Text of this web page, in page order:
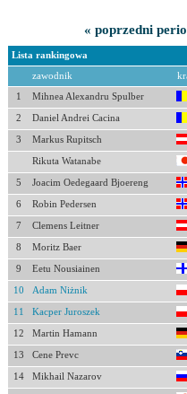
« poprzedni
Lista rankingowa
zawodnik
1 Mihnea Alexandru Spulber
2 Daniel Andrei Cacina
3 Markus Rupitsch
Rikuta Watanabe
5 Joacim Oedegaard Bjoereng
6 Robin Pedersen
7 Clemens Leitner
8 Moritz Baer
9 Eetu Nousiainen
10 Adam Niżnik
11 Kacper Juroszek
12 Martin Hamann
13 Cene Prevc
14 Mikhail Nazarov